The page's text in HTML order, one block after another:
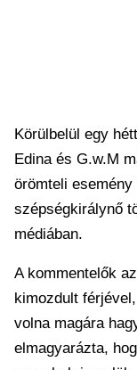
Körülbelül egy
Edina és G.w.M
örömteli
szépségkirálynő
médiában.
A kommentelők
kimozdult
volna magára
elmagyarázta,